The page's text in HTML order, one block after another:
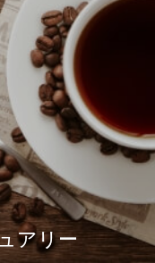
アリー